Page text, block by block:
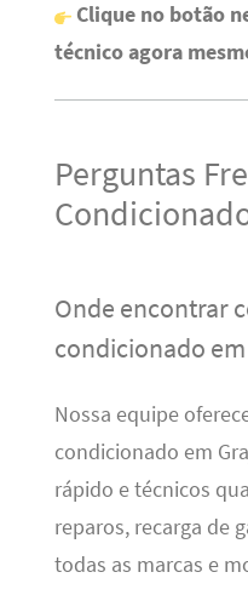
Clique no botão
técnico agora
Perguntas
Onde encontrar
condicionado em
Nossa equipe
condicionado em
rápido e técnicos
reparos, recarga de
todas as marcas e